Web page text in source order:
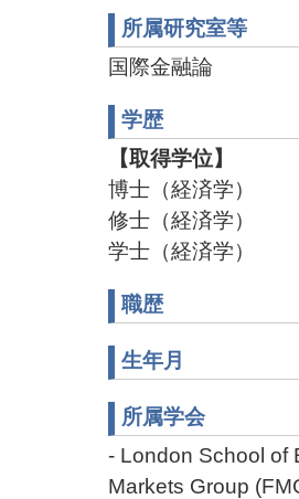
所属研究室等
国際金融論
学歴
【取得学位】
博士（経済学）
修士（経済学）
学士（経済学）
職歴
生年月
所属学会
- London School of
Markets Group